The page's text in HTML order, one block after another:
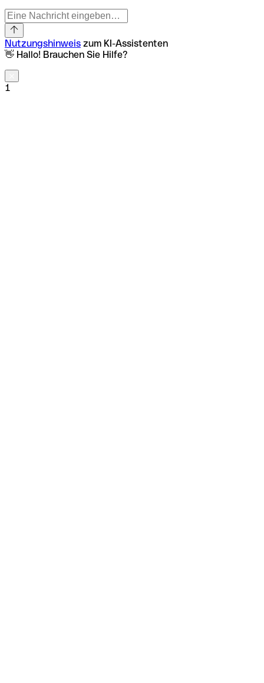
Nutzungshinweis zum KI-Assistenten
👋 Hallo! Brauchen Sie Hilfe?
1